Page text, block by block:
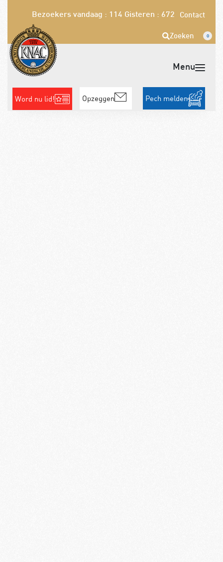
Bezoekers vandaag : 114 Gisteren : 672 Contact
Zoeken 0
Word nu lid! Opzeggen Pech melden